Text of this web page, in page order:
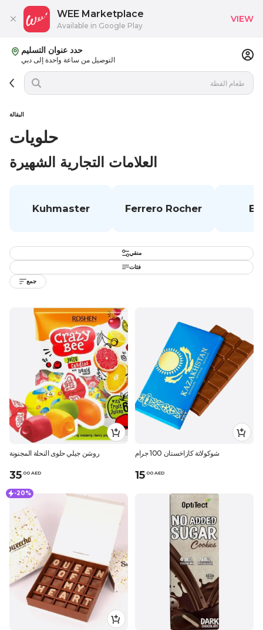
حدد عنوان التسليم
التوصيل من ساعة واحدة إلى دبي
البقالة
حلويات
العلامات التجارية الشهيرة
Kuhmaster Ferrero Rocher
منقي
فئات
جمع
روشن جيلي حلوى النحلة المجنونة
35.00 AED
شوكولاتة كازاخستان 100 جرام
15.00 AED
-20%
WEE Marketplace
Available in Google Play
VIEW